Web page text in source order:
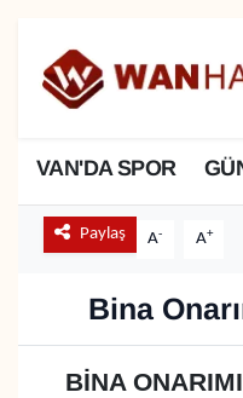
VAN'DA SPOR
Paylaş A- A+
Bina
BİNA
3.SAYFA
BİLİM VE TEKNOLOJİ
Van Nöbetçi
Van Namaz Vakitleri